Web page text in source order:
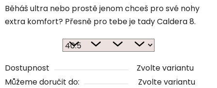
Běháš ultra nebo prostě jenom chceš pro své nohy
extra komfort? Přesně pro tebe je tady Caldera 8.
Dostupnost
Zvolte variantu
Můžeme doručit do:
Zvolte variantu